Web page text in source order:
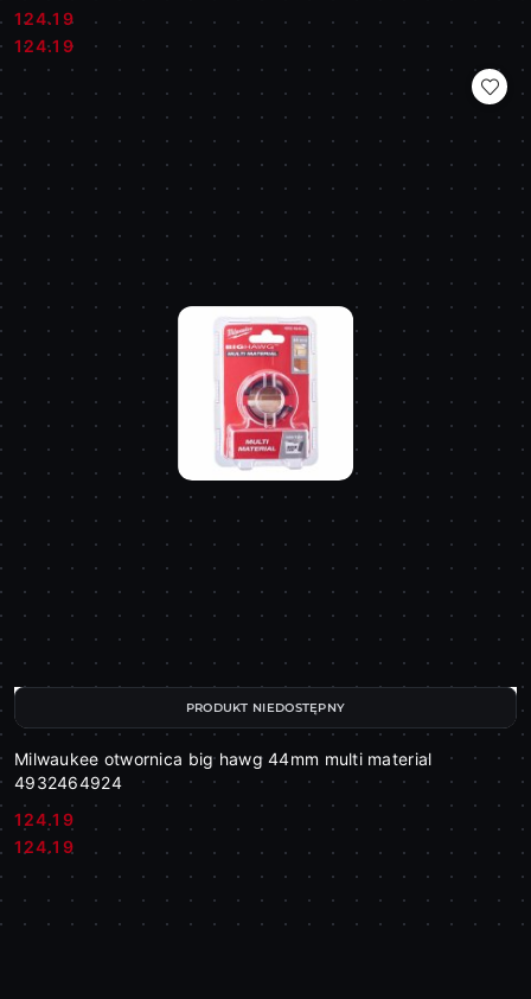
Cena:
124.19
Cena:
124.19
Milwaukee otwornica big hawg 44mm multi material
4932464924
Cena:
124.19
Cena:
124.19
PRODUKT NIEDOSTĘPNY